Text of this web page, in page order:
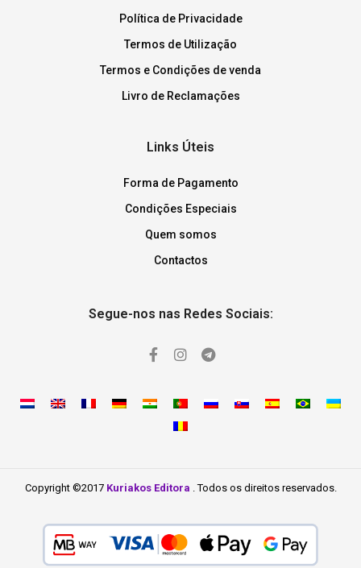
Política de Privacidade
Termos de Utilização
Termos e Condições de venda
Livro de Reclamações
Links Úteis
Forma de Pagamento
Condições Especiais
Quem somos
Contactos
Segue-nos nas Redes Sociais:
Copyright ©2017 Kuriakos Editora . Todos os direitos reservados.